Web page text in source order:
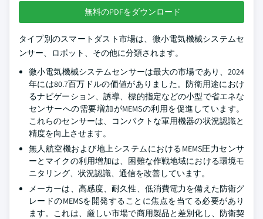
無料のPDFをダウンロード
タイプ別のスマートダスト市場は、微小電気機械システムセ
ンサー、ロボット、その他に分類されます。
微小電気機械システムセンサーは最大の市場であり、2024
年には80.7百万ドルの価値がありました。防衛用途におけ
るナビゲーション、誘導、標的指定などの小型で省エネな
センサーへの需要増加がMEMSの利用を促進しています。
これらのセンサーは、コンパクトな軍用機器の状況認識と
精度を向上させます。
無人航空機および地上システムにおけるMEMS圧力センサ
ーとマイクの利用増加は、困難な作戦地域における環境モ
ニタリング、状況認識、通信を改善しています。
メーカーは、高感度、耐久性、低消費電力を備えた防衛グ
レードのMEMSを開発することに焦点を当てる必要があり
ます。これは、厳しい市場で商用製品と差別化し、防衛契